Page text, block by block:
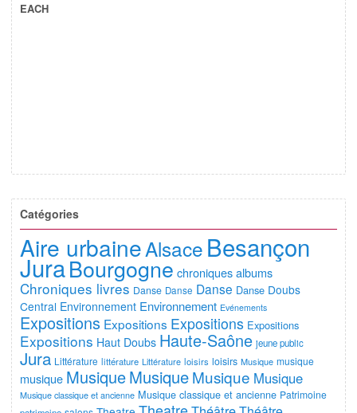
EACH
Catégories
Aire urbaineAlsace Besançon
JuraBourgogne chroniques albums
Chroniques livres Danse Danse Danse Danse Doubs
Central Environnement Environnement Evénements
Expositions Expositions Expositions Expositions
Expositions Haut Doubs Haute-Saône jeune public
Jura Littérature littérature Littérature loisirs loisirs Musique musique
musique MusiqueMusiqueMusique Musique
Musique classique et ancienne Musique classique et ancienne Patrimoine